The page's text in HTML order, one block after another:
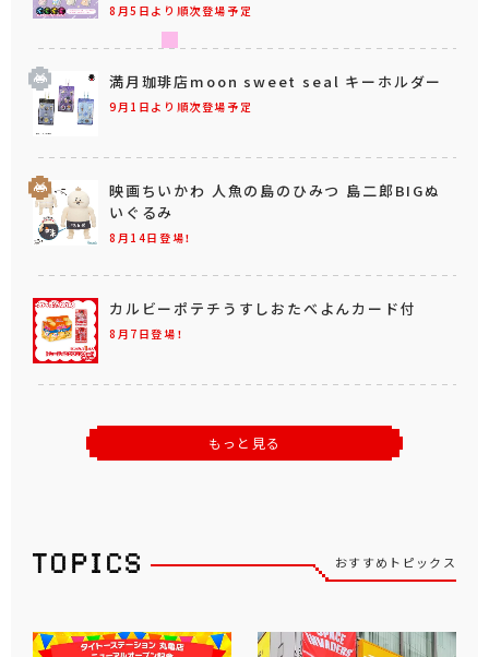
8月5日より順次登場予定
9月1日より順次登場予定
満月珈琲店moon sweet seal キーホルダー
8月14日登場！
映画ちいかわ 人魚の島のひみつ 島二郎BIGぬ
いぐるみ
8月7日登場！
カルビーポテチうすしおたべよんカード付
もっと見る
おすすめトピックス